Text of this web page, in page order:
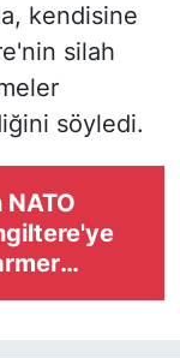
kendisine
silah
söyledi.
NATO